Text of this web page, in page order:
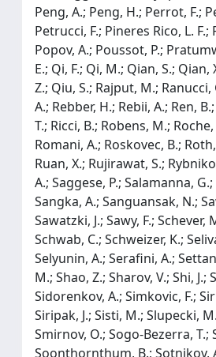
Peng, A.; Peng, H.; Perrot, F.;
Petrucci, F.; Pineres Rico, L. F.;
Popov, A.; Poussot, P.;
E.; Qi, F.; Qi, M.; Qian, S.; Qian,
Z.; Qiu, S.; Rajput, M.; Ranucci,
A.; Rebber, H.; Rebii, A.; Ren,
T.; Ricci, B.; Robens, M.;
Romani, A.; Roskovec, B.;
Ruan, X.; Rujirawat, S.;
A.; Saggese, P.; Salamanna,
Sangka, A.; Sanguansak, N.;
Sawatzki, J.; Sawy, F.; Schever,
Schwab, C.; Schweizer, K.;
Selyunin, A.; Serafini, A.;
M.; Shao, Z.; Sharov, V.; Shi, J.;
Sidorenkov, A.; Simkovic, F.;
Siripak, J.; Sisti, M.; Slupecki,
Smirnov, O.; Sogo-Bezerra, T.;
Soonthornthum, B.; Sotnikov,